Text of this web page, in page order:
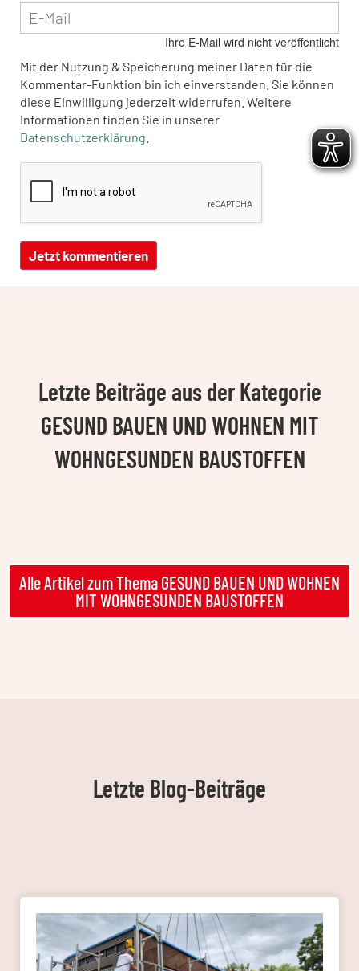
Ihre E-Mail wird nicht veröffentlicht
Mit der Nutzung & Speicherung meiner Daten für die
Kommentar-Funktion bin ich einverstanden. Sie können
diese Einwilligung jederzeit widerrufen. Weitere
Informationen finden Sie in unserer
Datenschutzerklärung
Letzte Beiträge aus der Kategorie
GESUND BAUEN UND WOHNEN MIT
WOHNGESUNDEN BAUSTOFFEN
Alle Artikel zum Thema GESUND BAUEN UND WOHNEN
MIT WOHNGESUNDEN BAUSTOFFEN
Letzte Blog-Beiträge